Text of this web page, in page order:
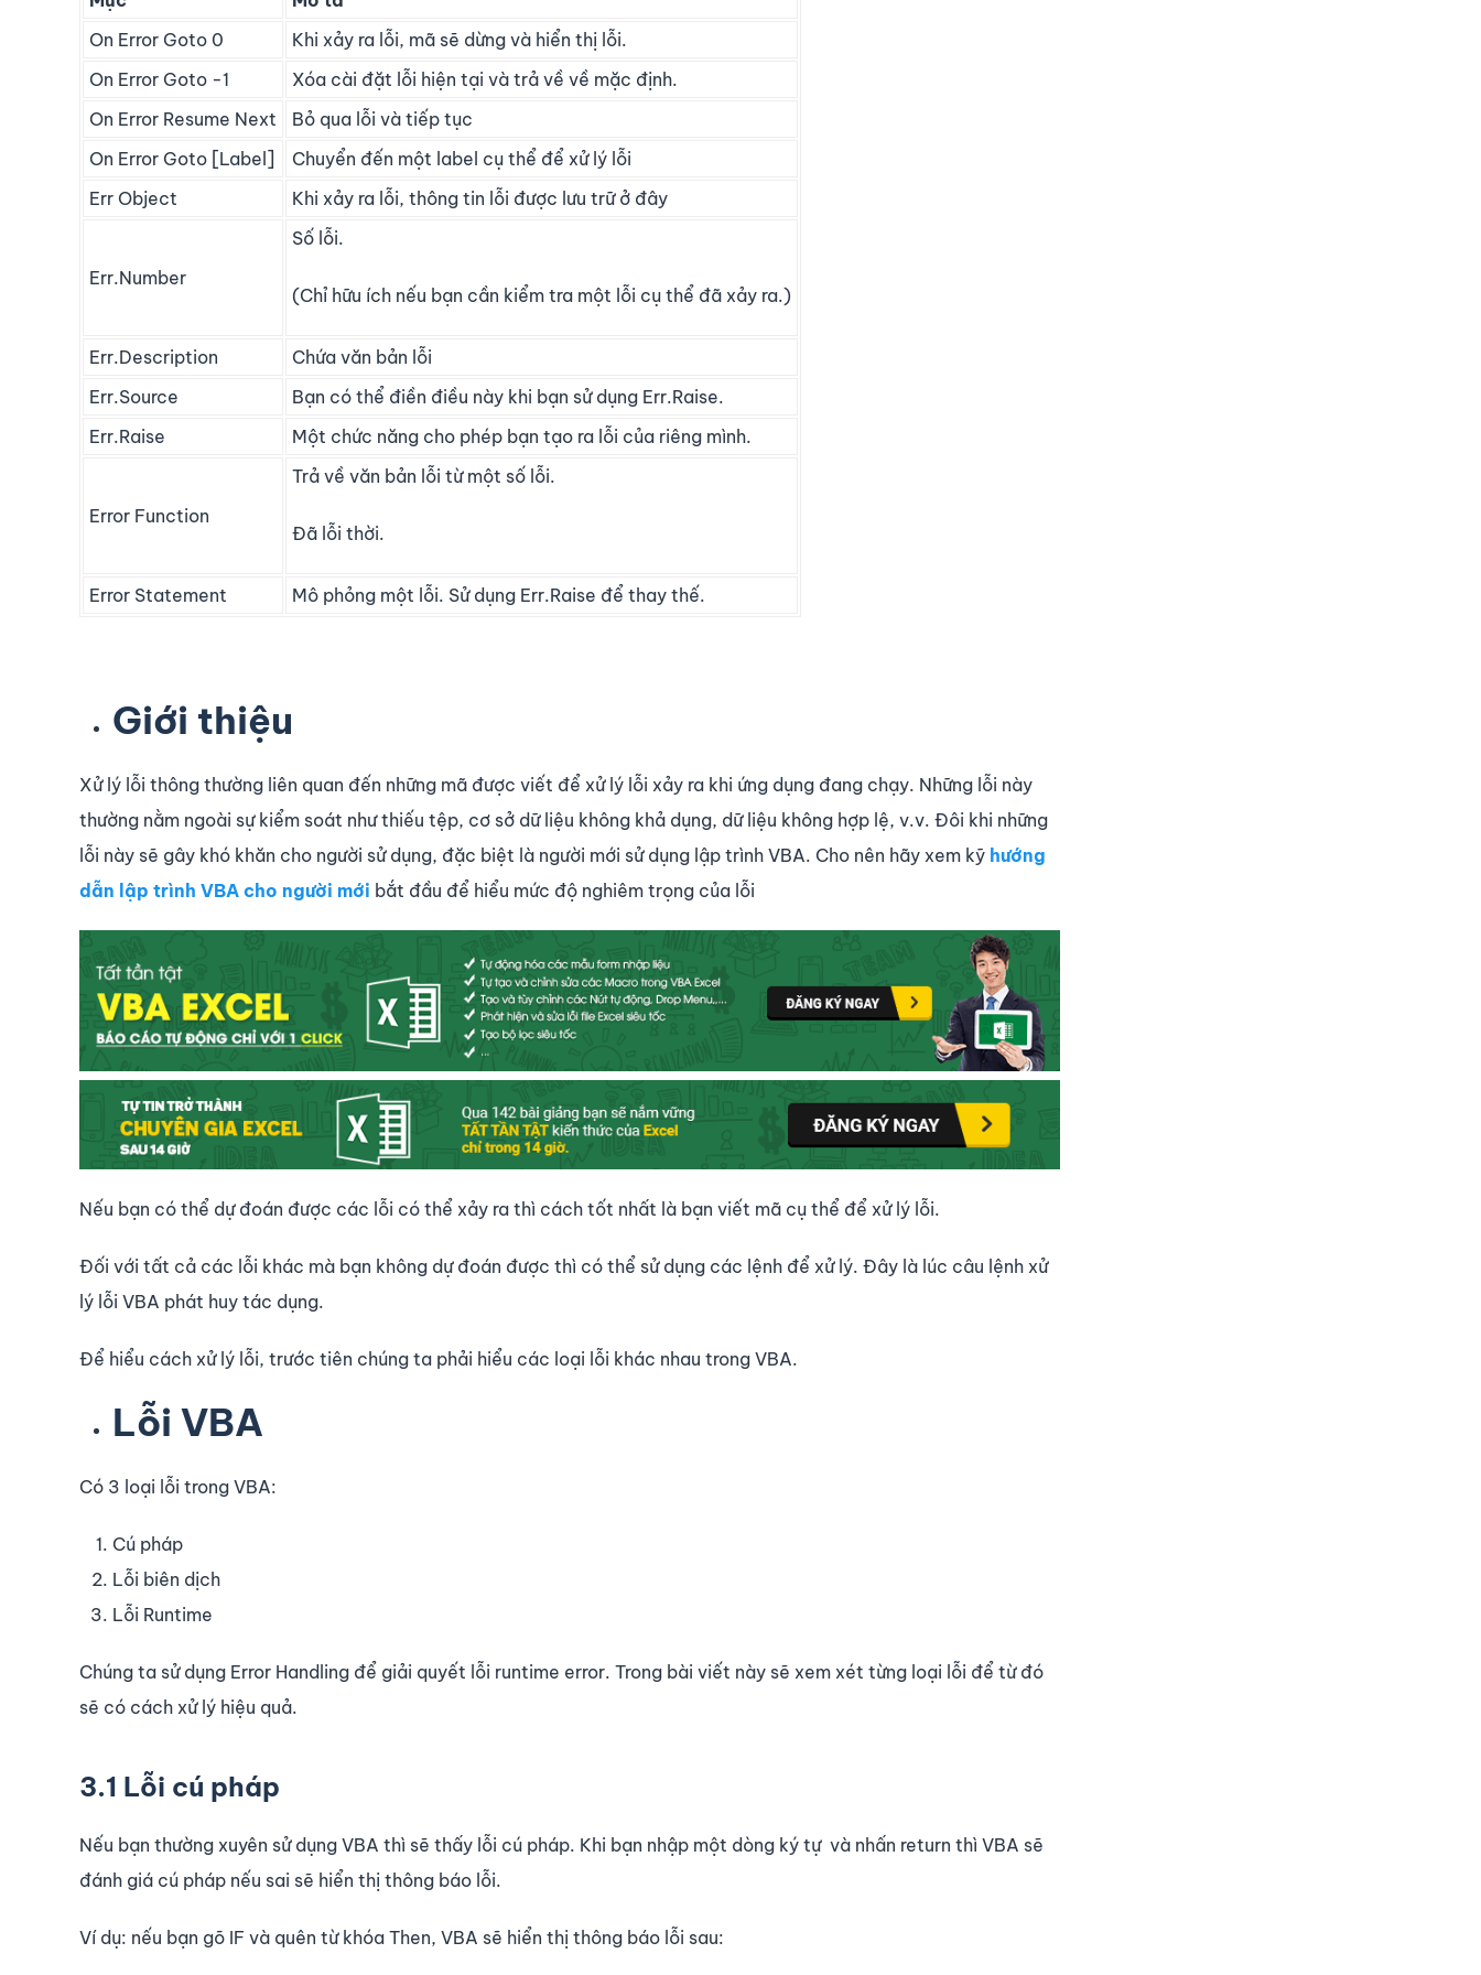
On Error Goto 0
Khi xảy ra lỗi, mã sẽ dừng và hiển thị lỗi.
On Error Goto -1
Xóa cài đặt lỗi hiện tại và trả về về mặc định.
On Error Resume Next
Bỏ qua lỗi và tiếp tục
On Error Goto [Label]
Chuyển đến một label cụ thể để xử lý lỗi
Err Object
Khi xảy ra lỗi, thông tin lỗi được lưu trữ ở đây
Err.Number
Số lỗi.
(Chỉ hữu ích nếu bạn cần kiểm tra một lỗi cụ thể đã xảy ra.)
Err.Description
Chứa văn bản lỗi
Err.Source
Bạn có thể điền điều này khi bạn sử dụng Err.Raise.
Err.Raise
Một chức năng cho phép bạn tạo ra lỗi của riêng mình.
Error Function
Trả về văn bản lỗi từ một số lỗi.
Đã lỗi thời.
Error Statement Mô phỏng một lỗi. Sử dụng Err.Raise để thay thế.
Giới thiệu
Xử lý lỗi thông thường liên quan đến những mã được viết để xử lý lỗi xảy ra khi ứng dụng đang chạy. Những lỗi này
thường nằm ngoài sự kiểm soát như thiếu tệp, cơ sở dữ liệu không khả dụng, dữ liệu không hợp lệ, v.v. Đôi khi những
lỗi này sẽ gây khó khăn cho người sử dụng, đặc biệt là người mới sử dụng lập trình VBA. Cho nên hãy xem kỹ hướng
dẫn lập trình VBA cho người mới bắt đầu để hiểu mức độ nghiêm trọng của lỗi
Nếu bạn có thể dự đoán được các lỗi có thể xảy ra thì cách tốt nhất là bạn viết mã cụ thể để xử lý lỗi.
Đối với tất cả các lỗi khác mà bạn không dự đoán được thì có thể sử dụng các lệnh để xử lý. Đây là lúc câu lệnh xử
lý lỗi VBA phát huy tác dụng.
Để hiểu cách xử lý lỗi, trước tiên chúng ta phải hiểu các loại lỗi khác nhau trong VBA.
Lỗi VBA
Có 3 loại lỗi trong VBA:
Cú pháp
Lỗi biên dịch
Lỗi Runtime
Chúng ta sử dụng Error Handling để giải quyết lỗi runtime error. Trong bài viết này sẽ xem xét từng loại lỗi để từ đó
sẽ có cách xử lý hiệu quả.
3.1 Lỗi cú pháp
Nếu bạn thường xuyên sử dụng VBA thì sẽ thấy lỗi cú pháp. Khi bạn nhập một dòng ký tự và nhấn return thì VBA sẽ
đánh giá cú pháp nếu sai sẽ hiển thị thông báo lỗi.
Ví dụ: nếu bạn gõ IF và quên từ khóa Then, VBA sẽ hiển thị thông báo lỗi sau: